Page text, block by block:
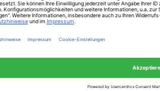
7,34 €
7,73 €
✔ Sofort versandfertig